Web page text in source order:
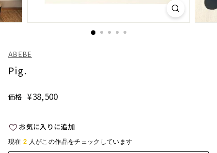
ABEBE
Pig.
価格
通
格
¥38,500
お気に入りに追加
現在 2 人がこの作品をチェックしています